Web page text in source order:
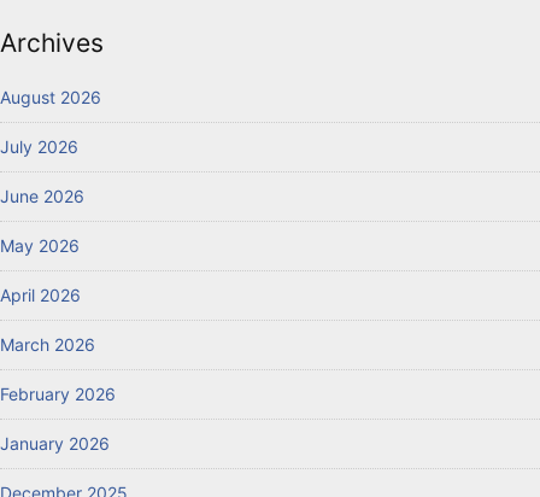
Archives
August 2026
July 2026
June 2026
May 2026
April 2026
March 2026
February 2026
January 2026
December 2025